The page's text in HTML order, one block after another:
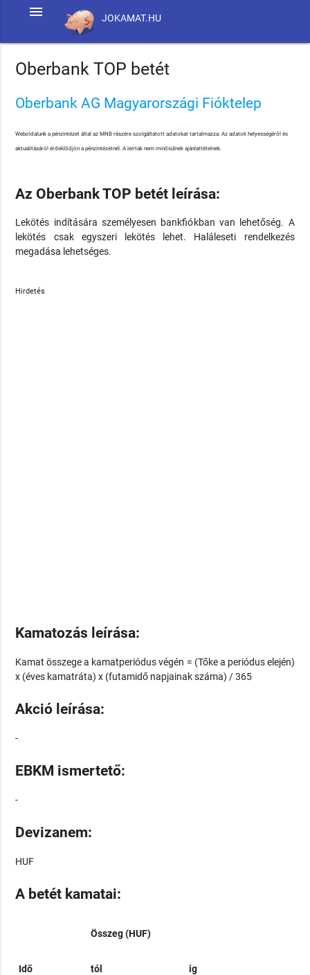
JOKAMAT.HU
menu
Oberbank TOP betét
Oberbank AG Magyarországi Fióktelep
Weboldalunk a pénzintézet által az MNB részére szolgáltatott adatokat tartalmazza. Az adatok helyességéről és
aktualitásáról érdeklődjön a pénzintézetnél. A leírtak nem minősülnek ajánlattételnek.
Az Oberbank TOP betét leírása:
Lekötés indítására személyesen bankfiókban van lehetőség. A
lekötés csak egyszeri lekötés lehet. Haláleseti rendelkezés
megadása lehetséges.
Hirdetés
Kamatozás leírása:
Kamat összege a kamatperiódus végén = (Tőke a periódus elején)
x (éves kamatráta) x (futamidő napjainak száma) / 365
Akció leírása:
-
EBKM ismertető:
-
Devizanem:
HUF
A betét kamatai:
Idő
Összeg (HUF)
tól ig